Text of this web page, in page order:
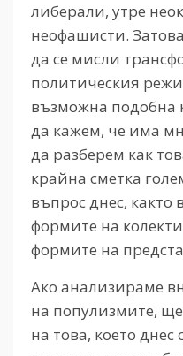
либерали, утре
неофашисти.
да се мисли
политическия
възможна подобна
да кажем, че има
да разберем как
крайна сметка
въпрос днес, както
формите на
формите на
Ако анализираме
на популизмите,
на това, което днес